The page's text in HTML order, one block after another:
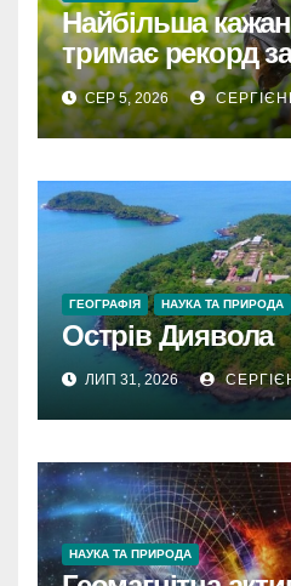
Найбільша кажан
тримає рекорд
крил
СЕР 5, 2026
ГЕОГРАФІЯ НАУКА ТА ПРИРОДА
Острів Диявола
ЛИП 31, 2026
НАУКА ТА ПРИРОДА